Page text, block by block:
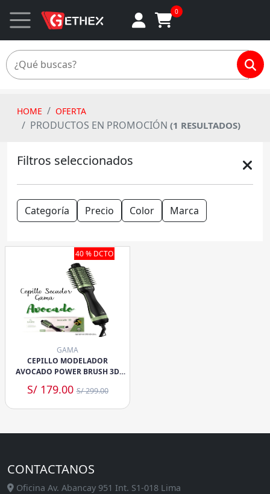
0
HOME OFERTA
PRODUCTOS EN PROMOCIÓN (1 RESULTADOS)
Filtros seleccionados
Categoría Precio Color Marca
40 % DCTO
GAMA
CEPILLO MODELADOR
AVOCADO POWER BRUSH 3D
S/ 179.00S/ 299.00
CONTACTANOS
Oficina Av. Abancay 951 Int. S1-018 Lima